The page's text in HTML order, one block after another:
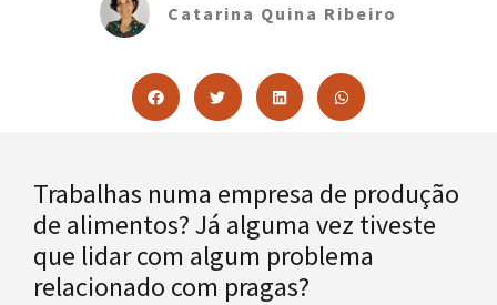
Catarina Quina Ribeiro
Trabalhas numa empresa de produção
de alimentos? Já alguma vez tiveste
que lidar com algum problema
relacionado com pragas?